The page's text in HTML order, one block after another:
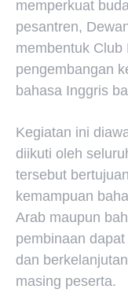
memperkuat
pesantren,
membentuk Club
pengembangan
bahasa Inggris
Kegiatan ini
diikuti oleh
tersebut
kemampuan
Arab maupun
pembinaan
dan
masing peserta.